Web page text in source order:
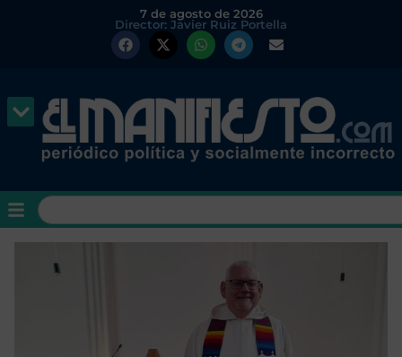
7 de agosto de 2026
Director: Javier Ruiz Portella